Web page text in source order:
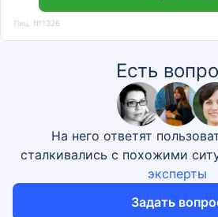
Лиц. №1326
Есть
На него ответят
сталкивались с похожими
эксперты
Задать